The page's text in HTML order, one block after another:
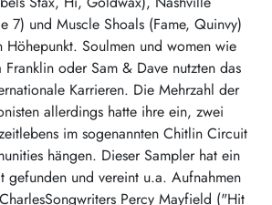
7) und Muscle Shoals (Fame, Quinvy)
Höhepunkt. Soulmen und ­women wie
oder Sam & Dave nutzten das
Karrieren. Die Mehrzahl der
allerdings hatte ihre ein, zwei
im sogenannten Chitlin Circuit
hängen. Dieser Sampler hat ein
gefunden und vereint u.a. Aufnahmen
Percy Mayfield ("Hit